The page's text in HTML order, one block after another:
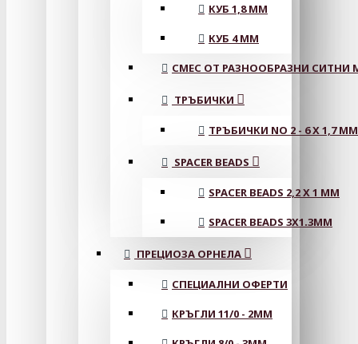
КУБ 1,8 ММ
КУБ 4 ММ
СМЕС ОТ РАЗНООБРАЗНИ СИТНИ
ТРЪБИЧКИ
ТРЪБИЧКИ NO 2 - 6 X 1,7 MM
SPACER BEADS
SPACER BEADS 2,2 X 1 MM
SPACER BEADS 3X1.3MM
ПРЕЦИОЗА ОРНЕЛА
СПЕЦИАЛНИ ОФЕРТИ
КРЪГЛИ 11/0 - 2MM